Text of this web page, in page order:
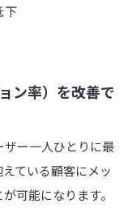
下
ン率）を改善で
ー一人ひとりに最
ている顧客にメッ
可能になります。